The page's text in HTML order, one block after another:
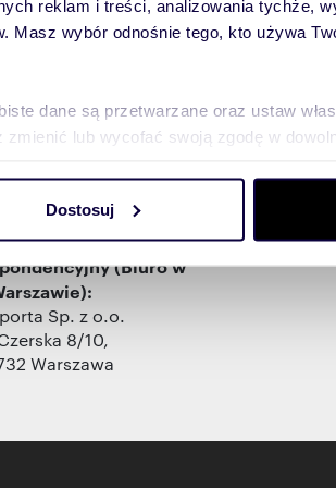
reklam i treści, analizowania tychże,
Masz wybór odnośnie tego, kto używa
dane są przetwarzane oraz ustaw
lub wycofać swoją zgodę w
z naszej witryny, udostępniamy
te informacje z innymi danymi
Dostosuj
Dane firmy
serwisów ogłoszeniowych
(Biuro w
Sp. z o.o.
8/10,
Warszawa